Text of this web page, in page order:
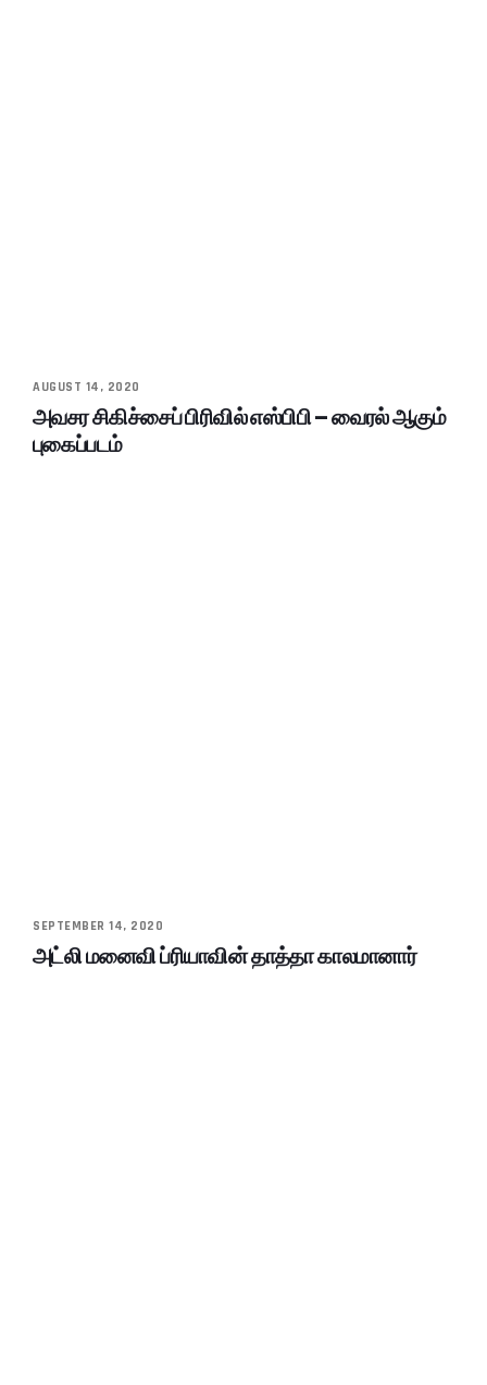
AUGUST 14, 2020
அவசர சிகிச்சைப் பிரிவில் எஸ்பிபி – வைரல் ஆகும்
புகைப்படம்
SEPTEMBER 14, 2020
அட்லி மனைவி ப்ரியாவின் தாத்தா காலமானார்